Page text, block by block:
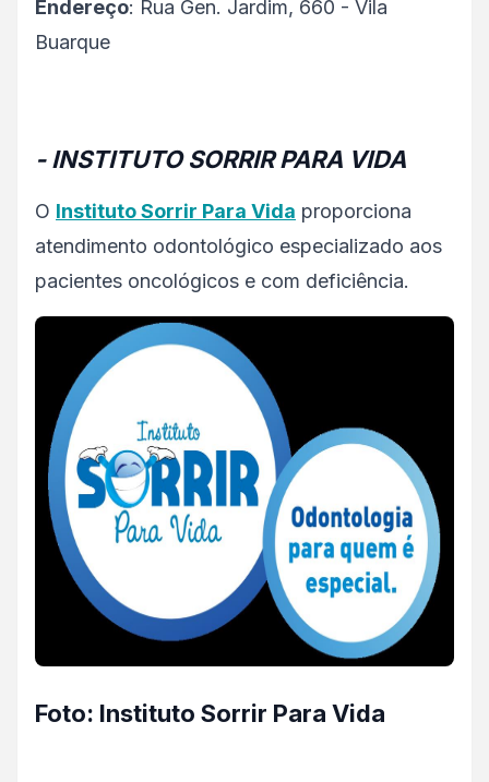
Endereço: Rua Gen. Jardim, 660 - Vila
Buarque
- INSTITUTO SORRIR PARA VIDA
O Instituto Sorrir Para Vida proporciona
atendimento odontológico especializado aos
pacientes oncológicos e com deficiência.
Foto: Instituto Sorrir Para Vida